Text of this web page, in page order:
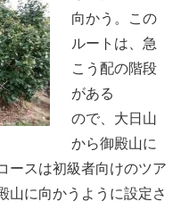
向かう。この
ルートは、急
こう配の階段
がある
ので、大日山
から御殿山に
ースは初級者向けのツア
山に向かうように設定さ